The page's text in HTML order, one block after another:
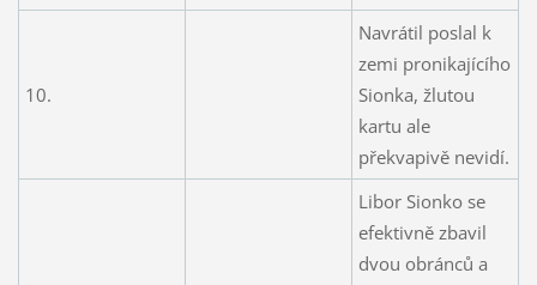
10.
Navrátil poslal k
zemi pronikajícího
Sionka, žlutou
kartu ale
překvapivě nevidí.
Libor Sionko se
efektivně zbavil
dvou obránců a